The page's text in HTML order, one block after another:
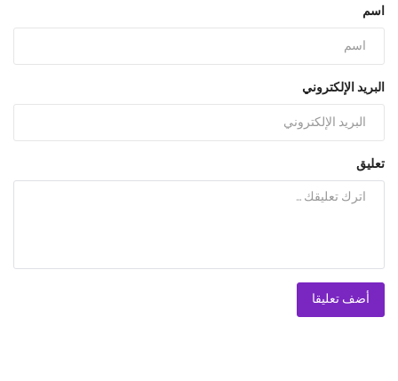
اسم
البريد الإلكتروني
تعليق
أضف تعليقا